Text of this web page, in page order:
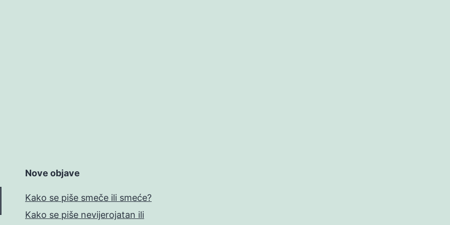
Nove objave
Kako se piše smeče ili smeće?
Kako se piše nevijerojatan ili